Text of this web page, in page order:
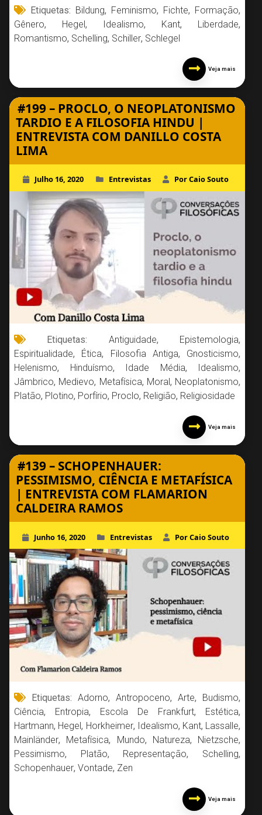
Etiquetas: Bildung, Feminismo, Fichte, Formação,
Gênero, Hegel, Idealismo, Kant, Liberdade,
Romantismo, Schelling, Schiller, Schlegel
Veja mais
#199 – PROCLO, O NEOPLATONISMO
TARDIO E A FILOSOFIA HINDU |
ENTREVISTA COM DANILLO COSTA
LIMA
Julho 16, 2020 Entrevistas Por Caio Souto
Etiquetas: Antiguidade, Epistemologia,
Espiritualidade, Ética, Filosofia Antiga, Gnosticismo,
Helenismo, Hinduísmo, Idade Média, Idealismo,
Jâmbrico, Medievo, Metafísica, Moral, Neoplatonismo,
Platão, Plotino, Porfírio, Proclo, Religião, Religiosidade
Veja mais
#139 – SCHOPENHAUER:
PESSIMISMO, CIÊNCIA E METAFÍSICA
| ENTREVISTA COM FLAMARION
CALDEIRA RAMOS
Junho 16, 2020 Entrevistas Por Caio Souto
Etiquetas:Adorno,Antropoceno,Arte, Budismo,
Ciência, Entropia, Escola De Frankfurt, Estética,
Hartmann, Hegel, Horkheimer, Idealismo, Kant, Lassalle,
Mainländer, Metafísica, Mundo, Natureza, Nietzsche,
Pessimismo, Platão, Representação, Schelling,
Schopenhauer, Vontade, Zen
Veja mais